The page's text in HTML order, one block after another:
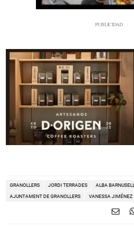
GRANOLLERS JORDI TERRADES ALBA BARNUSELL
AJUNTAMENT DE GRANOLLERS VANESSA JIMÉNEZ